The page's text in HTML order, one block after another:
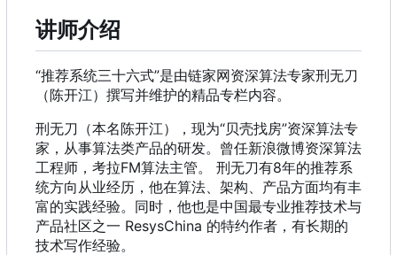
讲师介绍
“推荐系统三十六式”是由链家网资深算法专家刑无刀
（陈开江）撰写并维护的精品专栏内容。
刑无刀 （本名陈开江） ， 现为“贝壳找房”资深算法专
家 ， 从事算法类产品的研发。曾任新浪微博资深算法
工程师 ， 考拉FM算法主管。 刑无刀有8年的推荐系
统方向从业经历 ， 他在算法、架构、产品方面均有丰
富的实践经验。同时 ， 他也是中国最专业推荐技术与
产品社区之一 ResysChina 的特约作者，有长期的
技术写作经验。